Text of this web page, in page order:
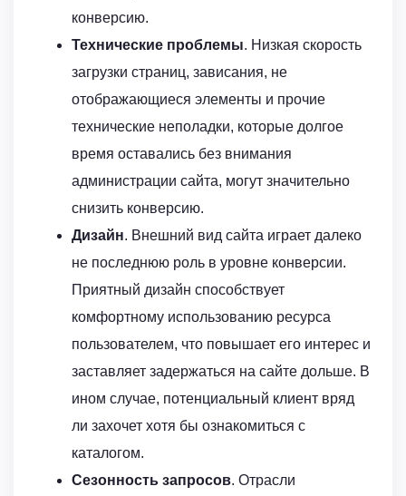
конверсию.
Технические проблемы. Низкая скорость
загрузки страниц, зависания, не
отображающиеся элементы и прочие
технические неполадки, которые долгое
время оставались без внимания
администрации сайта, могут значительно
снизить конверсию.
Дизайн. Внешний вид сайта играет далеко
не последнюю роль в уровне конверсии.
Приятный дизайн способствует
комфортному использованию ресурса
пользователем, что повышает его интерес и
заставляет задержаться на сайте дольше. В
ином случае, потенциальный клиент вряд
ли захочет хотя бы ознакомиться с
каталогом.
Сезонность запросов. Отрасли